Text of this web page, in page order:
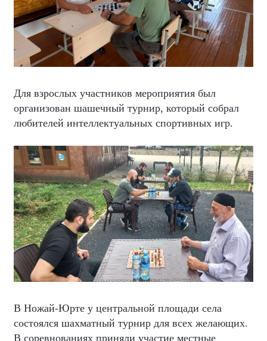
Для взрослых участников мероприятия был
организован шашечный турнир, который собрал
любителей интеллектуальных спортивных игр.
В Ножай-Юрте у центральной площади села
состоялся шахматный турнир для всех желающих.
В соревнованиях приняли участие местные